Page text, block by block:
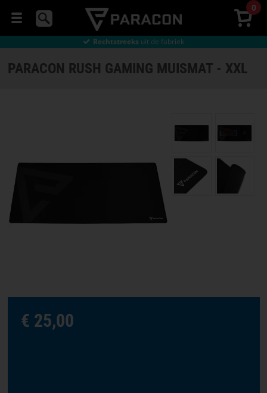
0
MUIZEN
GAMING
BUREAU
STREAMING
VOORPAGINA
SOFTWARE
Gratis
90 dagenbedenktijd
Gratis
Rechtstreeks uit de fabriek
PARACON RUSH GAMING MUISMAT - XXL
€ 25,00